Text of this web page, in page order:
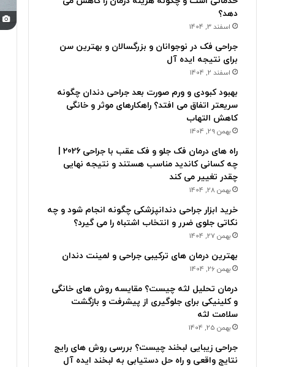
دهد؟
اسفند 3, 1404
جراحی فک در نوجوانان و بزرگسالان و بهترین سن
برای نتیجه ایده آل
اسفند 2, 1404
بهبود کبودی و ورم صورت بعد جراحی دندان چگونه
سریعتر اتفاق می افتد؟ راهکارهای موثر و خانگی
کاهش التهاب
بهمن 29, 1404
چه کسانی کاندید مناسب هستند و نتیجه نهایی
چقدر تغییر می کند
بهمن 28, 1404
خرید ابزار جراحی دندانپزشکی چگونه انجام شود و چه
نکاتی جلوی ضرر و انتخاب اشتباه را می گیرد؟
بهمن 27, 1404
بهترین درمان های ترکیبی جراحی و لمینت دندان
بهمن 26, 1404
درمان تحلیل لثه چیست؟ مقایسه روش های خانگی
و کلینیکی برای جلوگیری از پیشرفت و بازگشت
سلامت لثه
بهمن 25, 1404
جراحی زیبایی لبخند چیست؟ بررسی روش های رایج
نتایج واقعی و راه حل دستیابی به لبخند ایده آل